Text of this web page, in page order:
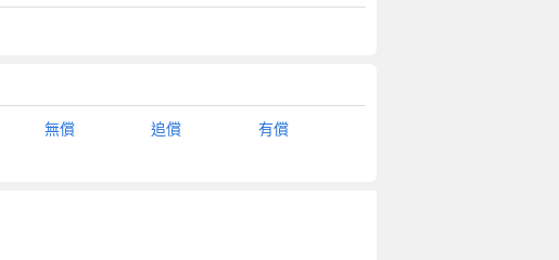
無償 追償
有償